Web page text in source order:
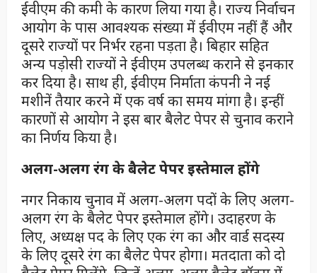
ईवीएम की कमी के कारण लिया गया है। राज्य निर्वाचन
आयोग के पास आवश्यक संख्या में ईवीएम नहीं हैं और
दूसरे राज्यों पर निर्भर रहना पड़ता है। बिहार सहित
अन्य पड़ोसी राज्यों ने ईवीएम उपलब्ध कराने से इनकार
कर दिया है। साथ ही, ईवीएम निर्माता कंपनी ने नई
मशीनें तैयार करने में एक वर्ष का समय मांगा है। इन्हीं
कारणों से आयोग ने इस बार बैलेट पेपर से चुनाव कराने
का निर्णय किया है।
अलग-अलग रंग के बैलेट पेपर इस्तेमाल होंगे
नगर निकाय चुनाव में अलग-अलग पदों के लिए अलग-
अलग रंग के बैलेट पेपर इस्तेमाल होंगे। उदाहरण के
लिए, अध्यक्ष पद के लिए एक रंग का और वार्ड सदस्य
के लिए दूसरे रंग का बैलेट पेपर होगा। मतदाता को दो